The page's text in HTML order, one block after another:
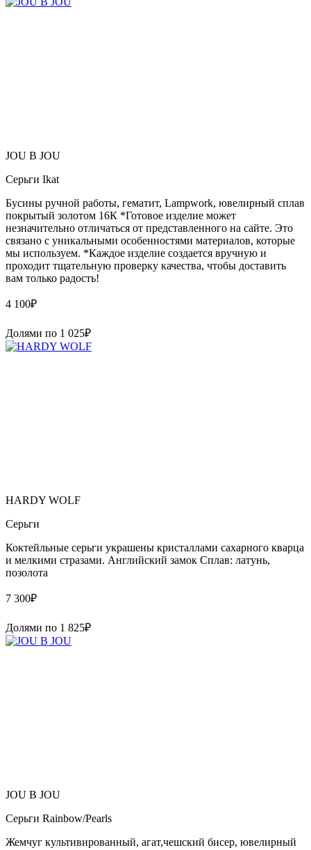
JOU B JOU
Серьги Ikat
Бусины ручной работы, гематит, Lampwork, ювелирный сплав
покрытый золотом 16К *Готовое изделие может
незначительно отличаться от представленного на сайте. Это
связано с уникальными особенностями материалов, которые
мы используем. *Каждое изделие создается вручную и
проходит тщательную проверку качества, чтобы доставить
вам только радость!
4 100₽
Долями по 1 025₽
HARDY WOLF
Серьги
Коктейльные серьги украшены кристаллами сахарного кварца
и мелкими стразами. Английский замок Сплав: латунь,
позолота
7 300₽
Долями по 1 825₽
JOU B JOU
Серьги Rainbow/Pearls
Жемчуг культивированный, агат,чешский бисер, ювелирный